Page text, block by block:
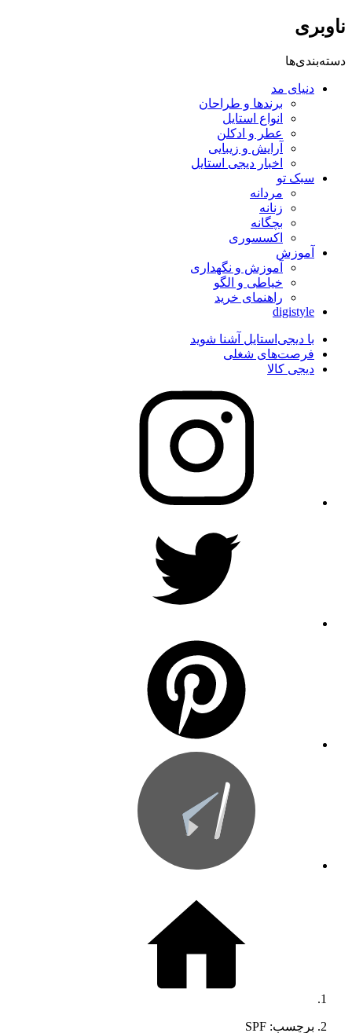
ناوبری
دسته‌بندی‌ها
دنیای مد
برندها و طراحان
انواع استایل
عطر و ادکلن
آرایش و زیبایی
اخبار دیجی استایل
سبک تو
مردانه
زنانه
بچگانه
اکسسوری
آموزش
آموزش و نگهداری
خیاطی و الگو
راهنمای خرید
digistyle
با دیجی‌استایل آشنا شوید
فرصت‌های شغلی
دیجی کالا
برچسب: SPF